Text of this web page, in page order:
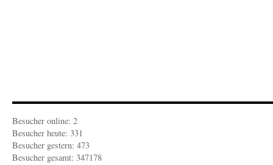
Besucher online: 2
Besucher heute: 331
Besucher gestern: 473
Besucher gesamt: 347178